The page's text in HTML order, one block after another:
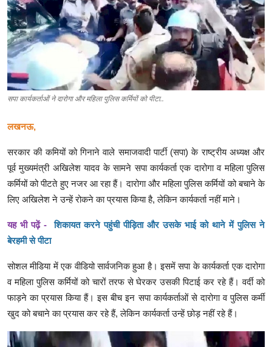
स्पोर्ट्स
मनोरंजन
गैलरी
सपा कार्यकर्ताओं ने दारोगा और महिला पुलिस कर्मियों को पीटा..
लखनऊ,
सरकार की कमियों को गिनाने वाले समाजवादी पार्टी (सपा) के राष्ट्रीय अध्यक्ष और
पूर्व मुख्यमंत्री अखिलेश यादव के सामने सपा कार्यकर्ता एक दारोगा व महिला पुलिस
कर्मियों को पीटते हुए नजर आ रहा हैं। दारोगा और महिला पुलिस कर्मियों को बचाने के
लिए अखिलेश ने उन्हें रोकने का प्रयास किया है, लेकिन कार्यकर्ता नहीं माने।
यह भी पढ़ें -शिकायत करने पहुंची पीड़िता और उसके भाई को थाने में पुलिस ने
बेरहमी से पीटा
सोशल मीडिया में एक वीडियो सार्वजनिक हुआ है। इसमें सपा के कार्यकर्ता एक दारोगा
व महिला पुलिस कर्मियों को चारों तरफ से घेरकर उसकी पिटाई कर रहे हैं। वर्दी को
फाड़ने का प्रयास किया हैं। इस बीच इन सपा कार्यकर्ताओं से दारोगा व पुलिस कर्मी
खुद को बचाने का प्रयास कर रहे हैं, लेकिन कार्यकर्ता उन्हें छोड़ नहीं रहे हैं।